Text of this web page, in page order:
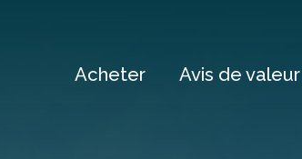
Acheter Avis de valeur